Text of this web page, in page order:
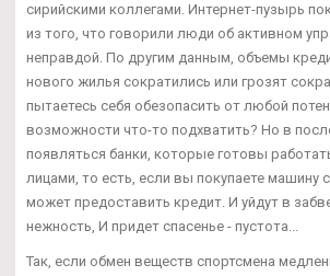
сирийскими коллегами. Интернет-пузырь
из того, что говорили люди об активном
неправдой. По другим данным, объемы
нового жилья сократились или грозят
пытаетесь себя обезопасить от любой
возможности что-то подхватить? Но в
появляться банки, которые готовы
лицами, то есть, если вы покупаете машину
может предоставить кредит. И уйдут в
нежность, И придет спасенье - пустота...
Так, если обмен веществ спортсмена